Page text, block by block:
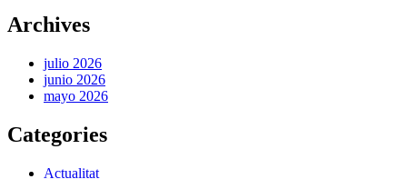
Archives
julio 2026
junio 2026
mayo 2026
Categories
Actualitat